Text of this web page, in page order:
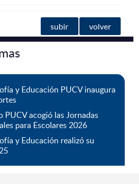
subir volver
y Educación PUCV inaugura
PUCV acogió las Jornadas
para Escolares 2026
y Educación realizó su